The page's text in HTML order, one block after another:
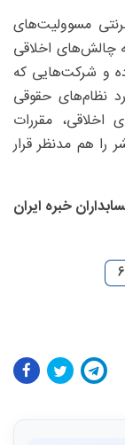
مسوولیت‌های
چالش‌های اخلاقی
و شرکت‌هایی که
نظام‌های حقوقی
اخلاقی، مقررات
هم مدنظر قرار
خبره ایران